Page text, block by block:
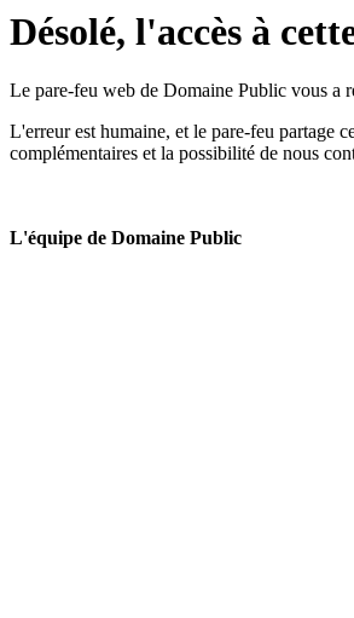
Désolé, l'accès à
Le pare-feu web de Domaine Public vous a
L'erreur est humaine, et le pare-feu partage
complémentaires et la possibilité de nous
L'équipe de Domaine Public